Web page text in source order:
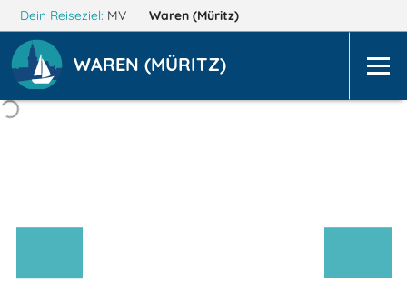
Dein Reiseziel: MV Waren (Müritz)
WAREN (MÜRITZ)